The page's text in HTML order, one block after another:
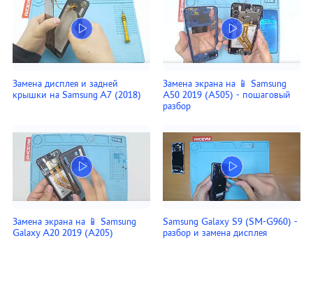
Замена дисплея и задней
крышки на Samsung A7 (2018)
Замена экрана на 📱 Samsung
A50 2019 (A505) - пошаговый
разбор
Замена экрана на 📱 Samsung
Galaxy A20 2019 (A205)
Samsung Galaxy S9 (SM-G960) -
разбор и замена дисплея